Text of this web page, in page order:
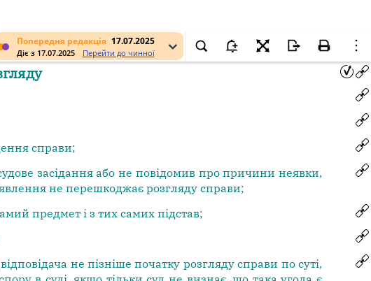
Попередня редакція 17.07.2025
Діє з 17.07.2025 Перейти до чинної